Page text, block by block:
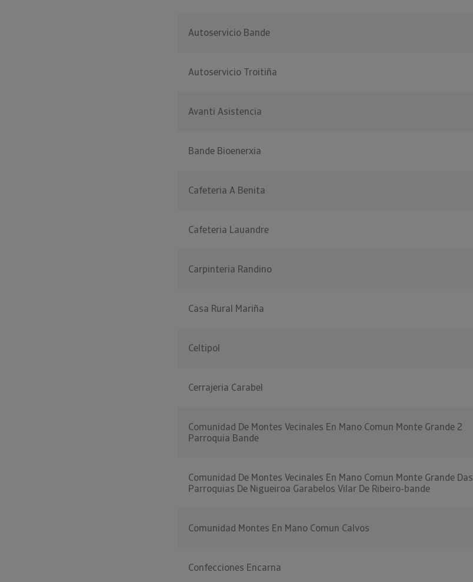
Autoservicio Bande
Autoservicio Troitiña
Avanti Asistencia
Bande Bioenerxia
Cafeteria A Benita
Cafeteria Lauandre
Carpinteria Randino
Casa Rural Mariña
Celtipol
Cerrajeria Carabel
Comunidad De Montes Vecinales En Mano Comun Monte Grande 2
Parroquia Bande
Comunidad De Montes Vecinales En Mano Comun Monte Grande Das
Parroquias De Nigueiroa Garabelos Vilar De Ribeiro-bande
Comunidad Montes En Mano Comun Calvos
Confecciones Encarna